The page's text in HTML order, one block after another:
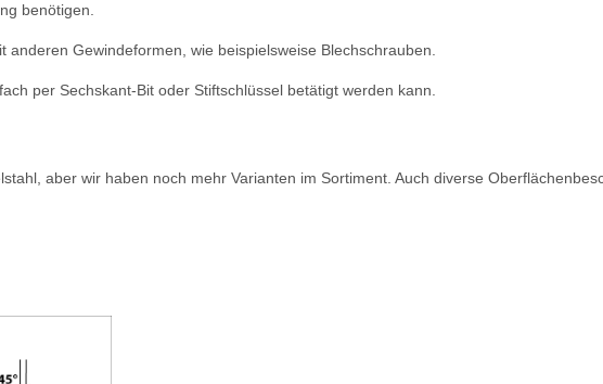
benötigen.
Gewindeformen, wie beispielsweise Blechschrauben.
per Sechskant-Bit oder Stiftschlüssel betätigt werden kann.
aber wir haben noch mehr Varianten im Sortiment. Auch diverse